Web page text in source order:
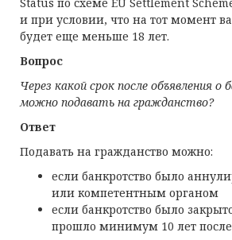
и при условии, что на тот момент
будет еще меньше 18 лет.
Вопрос
Через какой срок после объявления о
можно подавать на гражданство?
Ответ
Подавать на гражданство можно:
если банкротство было
или компетентным органом
если банкротство было
прошло минимум 10 лет